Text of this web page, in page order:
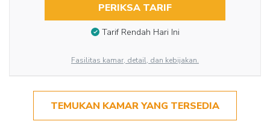
PERIKSA TARIF
Tarif Rendah Hari Ini
Fasilitas kamar, detail, dan kebijakan.
TEMUKAN KAMAR YANG TERSEDIA